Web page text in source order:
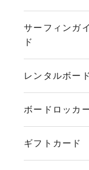
サーフィンガイ
ド
レンタルボード
ボードロッカ
ギフトカード